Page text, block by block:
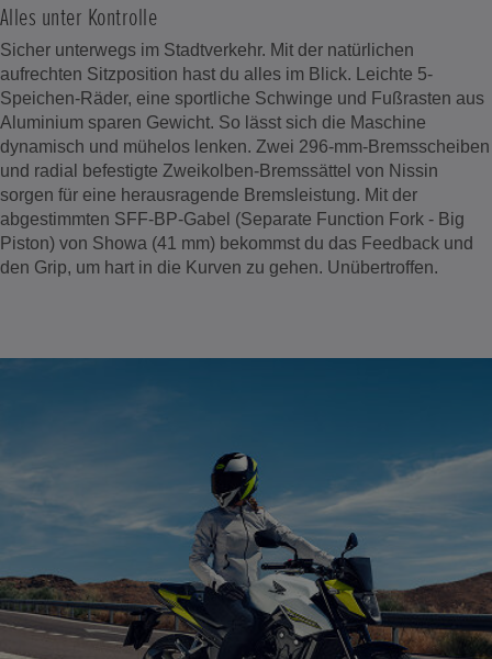
Alles unter Kontrolle
Sicher unterwegs im Stadtverkehr. Mit der natürlichen
aufrechten Sitzposition hast du alles im Blick. Leichte 5-
Speichen-Räder, eine sportliche Schwinge und Fußrasten aus
Aluminium sparen Gewicht. So lässt sich die Maschine
dynamisch und mühelos lenken. Zwei 296-mm-Bremsscheiben
und radial befestigte Zweikolben-Bremssättel von Nissin
sorgen für eine herausragende Bremsleistung. Mit der
abgestimmten SFF-BP-Gabel (Separate Function Fork - Big
Piston) von Showa (41 mm) bekommst du das Feedback und
den Grip, um hart in die Kurven zu gehen. Unübertroffen.